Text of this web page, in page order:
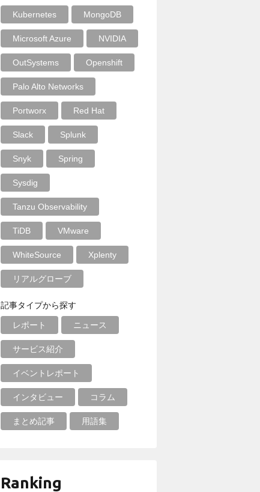
Kubernetes MongoDB
Microsoft Azure NVIDIA
OutSystems Openshift
Palo Alto Networks
Portworx Red Hat
Slack Splunk
Snyk Spring
Sysdig
Tanzu Observability
TiDB VMware
WhiteSource Xplenty
リアルグローブ
記事タイプから探す
レポート ニュース
サービス紹介
イベントレポート
インタビュー コラム
まとめ記事 用語集
Ranking